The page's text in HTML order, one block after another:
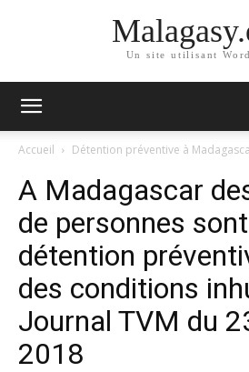
Un site utilisant
Accueil Détention préventive à
A Madagascar
de personnes
détention
des conditions
Journal TVM du
2018